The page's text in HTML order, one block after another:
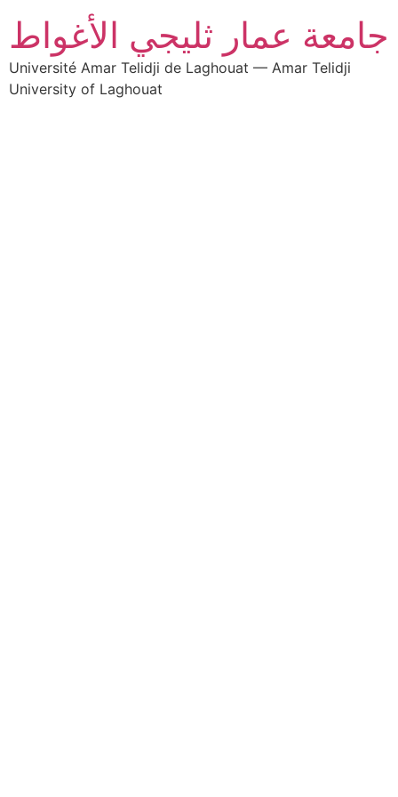
جامعة عمار ثليجي الأغواط
Université Amar Telidji de Laghouat — Amar Telidji
University of Laghouat